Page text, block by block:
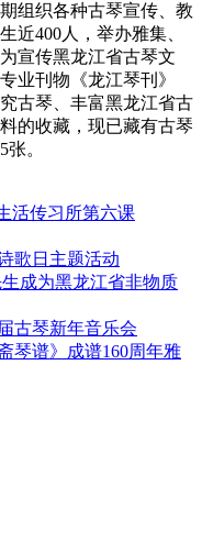
组织各种古琴宣传、教
近400人，举办雅集、
宣传黑龙江省古琴文
业刊物《龙江琴刊》
古琴、丰富黑龙江省古
的收藏，现已藏有古琴
。
活传习所第六课
歌日主题活动
成为黑龙江省非物质
古琴新年音乐会
琴谱》成谱160周年雅